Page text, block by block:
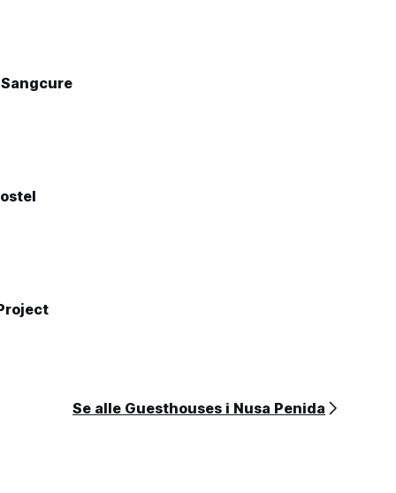
Se alle Guesthouses i Nusa Penida